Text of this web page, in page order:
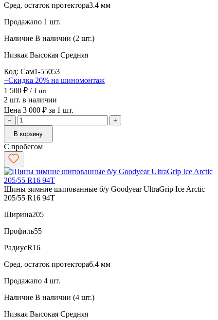
Сред. остаток протектора3.4 мм
Продажапо 1 шт.
Наличие В наличии (2 шт.)
Низкая Высокая Средняя
Код: Сам1-55053
+Скидка 20% на шиномонтаж
1 500 ₽ / 1 шт
2 шт. в наличии
Цена 3 000 ₽ за 1 шт.
−
+
В корзину
С пробегом
Шины зимние шипованные б/у Goodyear UltraGrip Ice Arctic
205/55 R16 94T
Ширина205
Профиль55
РадиусR16
Сред. остаток протектора6.4 мм
Продажапо 4 шт.
Наличие В наличии (4 шт.)
Низкая Высокая Средняя